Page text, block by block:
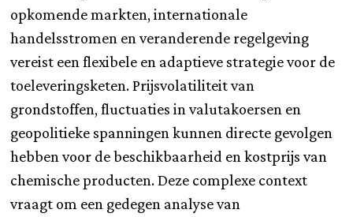
opkomende markten, internationale
handelsstromen en veranderende regelgeving
vereist een flexibele en adaptieve strategie voor de
toeleveringsketen. Prijsvolatiliteit van
grondstoffen, fluctuaties in valutakoersen en
geopolitieke spanningen kunnen directe gevolgen
hebben voor de beschikbaarheid en kostprijs van
chemische producten. Deze complexe context
vraagt om een gedegen analyse van